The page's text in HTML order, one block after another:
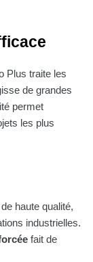
Plus traite les
de grandes
permet
les plus
haute qualité,
industrielles.
fait de